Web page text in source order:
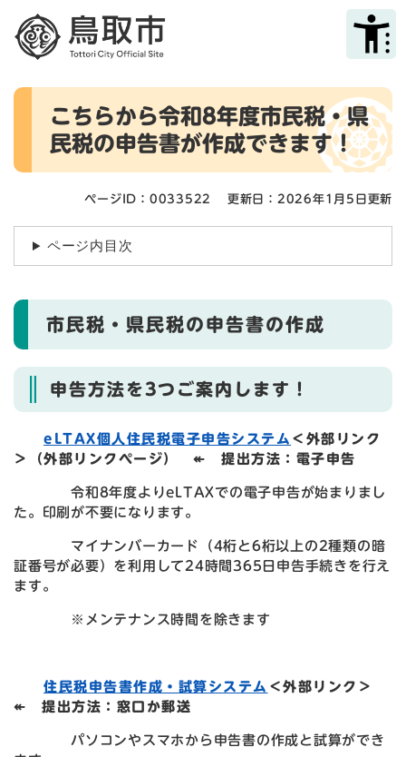
メニューを飛ばして本文へ
本
こちらから令和8年度市民税・県
民税の申告書が作成できます！
ページID：0033522 更新日：2026年1月5日更新
ページ内目次
市民税・県民税の申告書の作成
申告方法を3つご案内します！
eLTAX個人住民税電子申告システム ＜外部リンク
＞
（外部リンクページ） ↞ 提出方法：電子申告
令和8年度よりeLTAXでの電子申告が始まりまし
た。印刷が不要になります。
マイナンバーカード（4桁と6桁以上の2種類の暗
証番号が必要）を利用して24時間365日申告手続きを行え
ます。
※メンテナンス時間を除きます
住民税申告書作成・試算システム ＜外部リンク＞
↞ 提出方法：窓口か郵送
パソコンやスマホから申告書の作成と試算ができ